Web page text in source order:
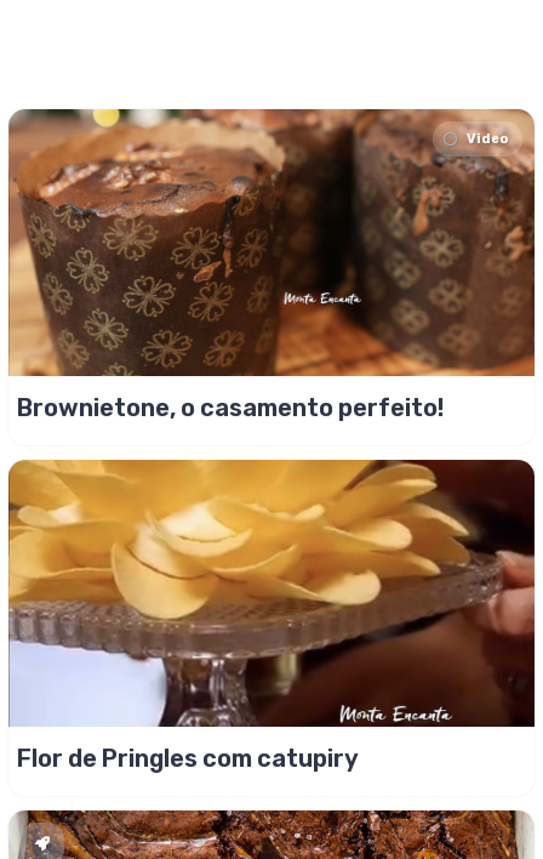
Video
Brownietone, o casamento perfeito!
Flor de Pringles com catupiry